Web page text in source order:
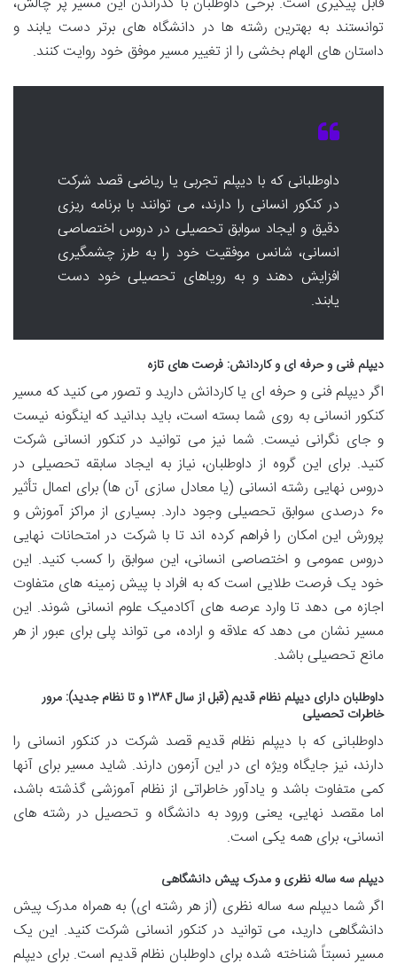
توانستند به بهترین رشته ها در دانشگاه های برتر دست یابند و
داستان های الهام بخشی را از تغییر مسیر موفق خود روایت کنند.
داوطلبانی که با دیپلم تجربی یا ریاضی قصد شرکت
در کنکور انسانی را دارند، می توانند با برنامه ریزی
دقیق و ایجاد سوابق تحصیلی در دروس اختصاصی
انسانی، شانس موفقیت خود را به طرز چشمگیری
افزایش دهند و به رویاهای تحصیلی خود دست
یابند.
دیپلم فنی و حرفه ای و کاردانش: فرصت های تازه
اگر دیپلم فنی و حرفه ای یا کاردانش دارید و تصور می کنید که مسیر
کنکور انسانی به روی شما بسته است، باید بدانید که اینگونه نیست
و جای نگرانی نیست. شما نیز می توانید در کنکور انسانی شرکت
کنید. برای این گروه از داوطلبان، نیاز به ایجاد سابقه تحصیلی در
دروس نهایی رشته انسانی (یا معادل سازی آن ها) برای اعمال تأثیر
۶۰ درصدی سوابق تحصیلی وجود دارد. بسیاری از مراکز آموزش و
پرورش این امکان را فراهم کرده اند تا با شرکت در امتحانات نهایی
دروس عمومی و اختصاصی انسانی، این سوابق را کسب کنید. این
خود یک فرصت طلایی است که به افراد با پیش زمینه های متفاوت
اجازه می دهد تا وارد عرصه های آکادمیک علوم انسانی شوند. این
مسیر نشان می دهد که علاقه و اراده، می تواند پلی برای عبور از هر
مانع تحصیلی باشد.
داوطلبان دارای دیپلم نظام قدیم (قبل از سال ۱۳۸۴ و تا نظام جدید): مرور
خاطرات تحصیلی
داوطلبانی که با دیپلم نظام قدیم قصد شرکت در کنکور انسانی را
دارند، نیز جایگاه ویژه ای در این آزمون دارند. شاید مسیر برای آنها
کمی متفاوت باشد و یادآور خاطراتی از نظام آموزشی گذشته باشد،
اما مقصد نهایی، یعنی ورود به دانشگاه و تحصیل در رشته های
انسانی، برای همه یکی است.
دیپلم سه ساله نظری و مدرک پیش دانشگاهی
اگر شما دیپلم سه ساله نظری (از هر رشته ای) به همراه مدرک پیش
دانشگاهی دارید، می توانید در کنکور انسانی شرکت کنید. این یک
مسیر نسبتاً شناخته شده برای داوطلبان نظام قدیم است. برای دیپلم